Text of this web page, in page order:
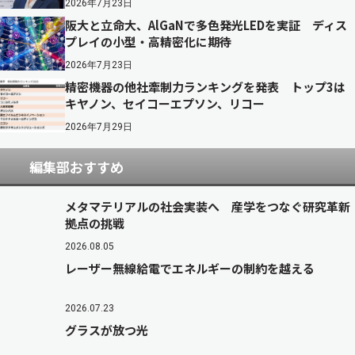
2026年7月23日
阪大と立命大、AlGaNで多色発光LEDを実証 ディス
プレイの小型・高精密化に期待
2026年7月23日
精密機器の他社牽制力ランキングを発表 トップ3は
キヤノン、セイコーエプソン、リコー
2026年7月29日
編集部おすすめ
メタマテリアルの社会実装へ 産学をつなぐ研究革新
拠点の挑戦
2026.08.05
レーザー無線給電でエネルギーの制約を越える
2026.07.23
グラスが放つ光